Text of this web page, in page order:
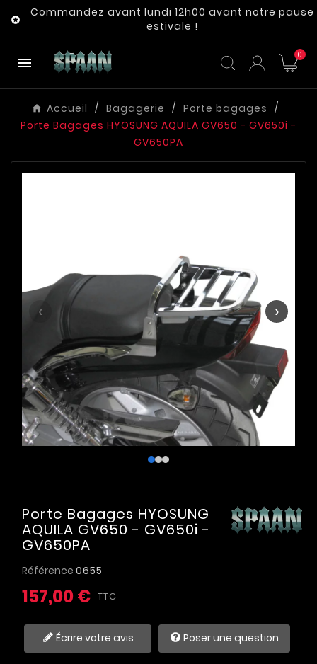

Commandez avant lundi 12h00 avant notre pause
estivale !
 0
Accueil Bagagerie
Porte bagages
Porte Bagages HYOSUNG AQUILA GV650 - GV650i -
GV650PA
‹ ›
Porte Bagages HYOSUNG
AQUILA GV650 - GV650i -
GV650PA
Référence 0655
157,00 € TTC
Écrire votre avis Poser une question